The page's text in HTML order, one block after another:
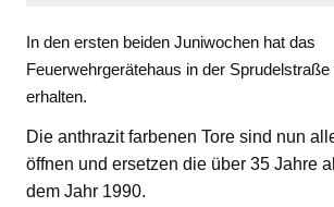
In den ersten beiden Juniwochen hat das
Feuerwehrgerätehaus in der
erhalten.
Die anthrazit farbenen Tore sind nun
öffnen und ersetzen die über 35 Jahre
dem Jahr 1990.